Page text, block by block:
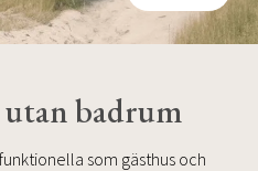
badrum
som gästhus och